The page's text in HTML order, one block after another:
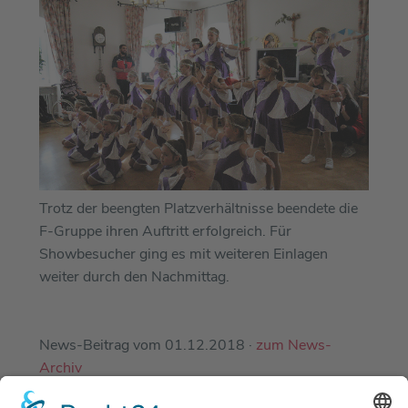
Trotz der beengten Platzverhältnisse beendete die
F-Gruppe ihren Auftritt erfolgreich. Für
Showbesucher ging es mit weiteren Einlagen
weiter durch den Nachmittag.
News-Beitrag vom 01.12.2018 · zum News-
Archiv